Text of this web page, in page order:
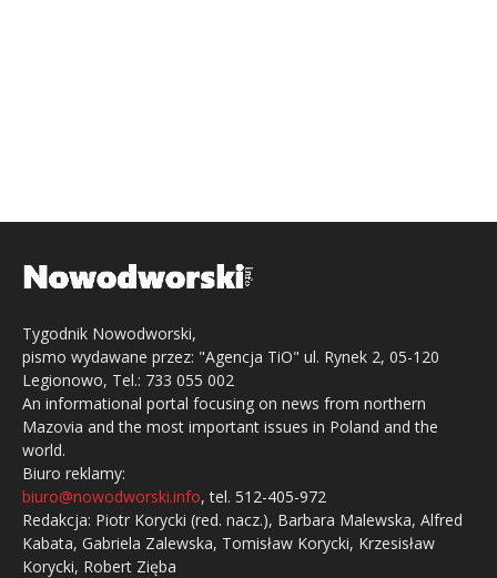
Tygodnik Nowodworski,
pismo wydawane przez: "Agencja TiO" ul. Rynek 2, 05-120
Legionowo, Tel.: 733 055 002
An informational portal focusing on news from northern
Mazovia and the most important issues in Poland and the
world.
Biuro reklamy:
biuro@nowodworski.info, tel. 512-405-972
Redakcja: Piotr Korycki (red. nacz.), Barbara Malewska, Alfred
Kabata, Gabriela Zalewska, Tomisław Korycki, Krzesisław
Korycki, Robert Zięba